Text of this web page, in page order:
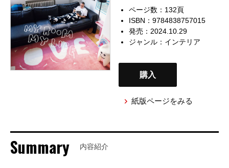
ページ数：132頁
ISBN：9784838757015
発売：2024.10.29
ジャンル： インテリア
購入
紙版ページをみる
Summary 内容紹介